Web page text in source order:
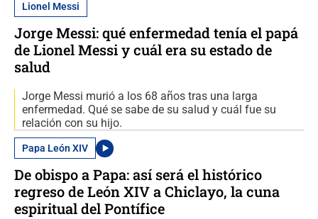
Lionel Messi
Jorge Messi: qué enfermedad tenía el papá
de Lionel Messi y cuál era su estado de
salud
Jorge Messi murió a los 68 años tras una larga
enfermedad. Qué se sabe de su salud y cuál fue su
relación con su hijo.
Papa León XIV
De obispo a Papa: así será el histórico
regreso de León XIV a Chiclayo, la cuna
espiritual del Pontífice